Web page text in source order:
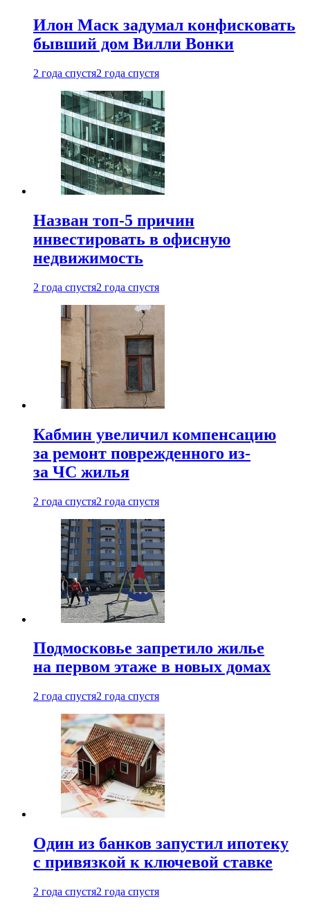
Илон Маск задумал конфисковать
бывший дом Вилли Вонки
2 года спустя2 года спустя
Назван топ-5 причин
инвестировать в офисную
недвижимость
2 года спустя2 года спустя
Кабмин увеличил компенсацию
за ремонт поврежденного из-
за ЧС жилья
2 года спустя2 года спустя
Подмосковье запретило жилье
на первом этаже в новых домах
2 года спустя2 года спустя
Один из банков запустил ипотеку
с привязкой к ключевой ставке
2 года спустя2 года спустя